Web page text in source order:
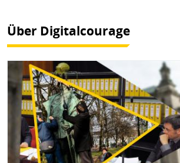
Über Digitalcourage
Bild